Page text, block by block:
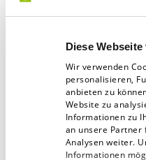
Diese
Wir verwenden
personalisieren,
anbieten zu
Website zu
Informationen zu
an unsere Partner
Analysen weiter.
Informationen
vollständig zu
nehmen-der-
Die komplette
steht alsDownload-